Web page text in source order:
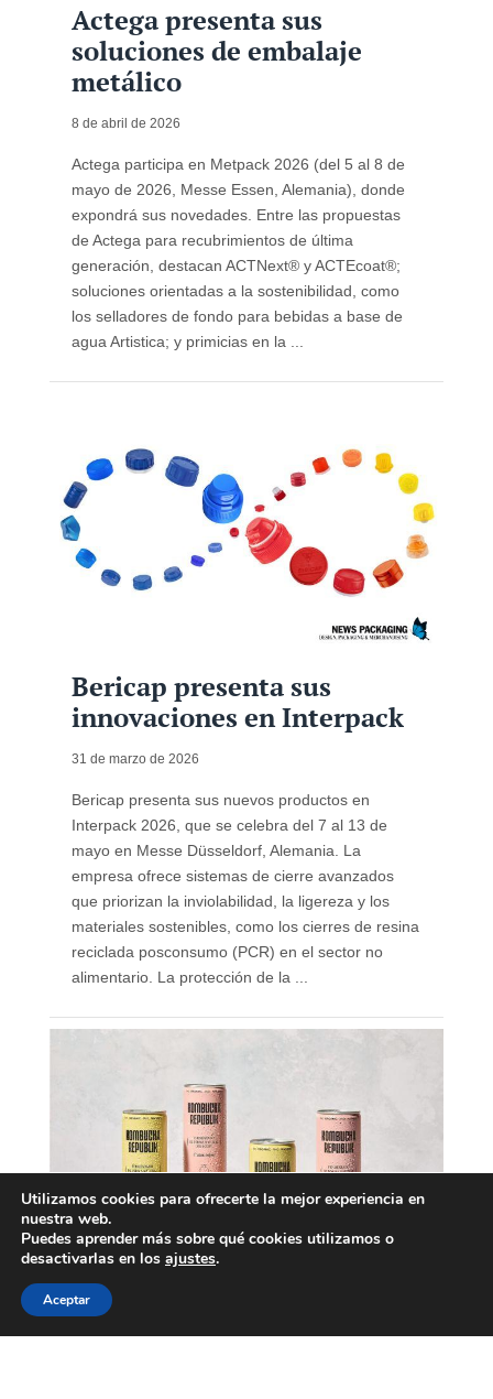
Actega presenta sus
soluciones de embalaje
metálico
8 de abril de 2026
Actega participa en Metpack 2026 (del 5 al 8 de
mayo de 2026, Messe Essen, Alemania), donde
expondrá sus novedades. Entre las propuestas
de Actega para recubrimientos de última
generación, destacan ACTNext® y ACTEcoat®;
soluciones orientadas a la sostenibilidad, como
los selladores de fondo para bebidas a base de
agua Artistica; y primicias en la ...
Bericap presenta sus
innovaciones en Interpack
31 de marzo de 2026
Bericap presenta sus nuevos productos en
Interpack 2026, que se celebra del 7 al 13 de
mayo en Messe Düsseldorf, Alemania. La
empresa ofrece sistemas de cierre avanzados
que priorizan la inviolabilidad, la ligereza y los
materiales sostenibles, como los cierres de resina
reciclada posconsumo (PCR) en el sector no
alimentario. La protección de la ...
Nace Kombucha Republik,
Utilizamos cookies para ofrecerte la mejor experiencia en
nuestra web.
Puedes aprender más sobre qué cookies utilizamos o
desactivarlas en los ajustes.
Aceptar